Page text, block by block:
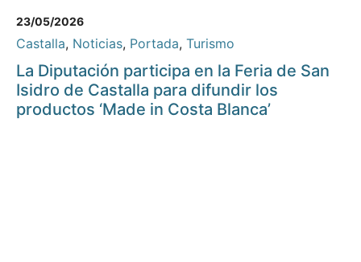
23/05/2026
Castalla, Noticias, Portada, Turismo
La Diputación participa en la Feria de San
Isidro de Castalla para difundir los
productos ‘Made in Costa Blanca’